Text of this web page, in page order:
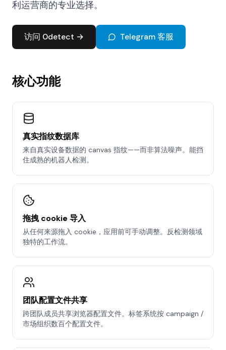
利运营商的专业选择。
访问 0detect → Telegram 客服
核心功能
真实指纹数据库
来自真实设备数据的 canvas 指纹——而非算法噪声。能挡
住成熟的机器人检测。
拖拽 cookie 导入
从任何来源拖入 cookie，应用前可手动调整。反检测领域
独特的工作流。
团队配置文件共享
跨团队成员共享浏览器配置文件。标签系统按 campaign /
市场组织数百个配置文件。